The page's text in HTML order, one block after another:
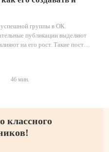
группы в ОК.
публикации выделяют
на его рост. Такие посты
46 мин.
классного